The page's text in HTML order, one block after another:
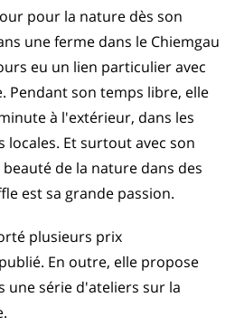
pour la nature dès son
une ferme dans le Chiemgau
eu un lien particulier avec
Pendant son temps libre, elle
à l'extérieur, dans les
locales. Et surtout avec son
de la nature dans des
est sa grande passion.
plusieurs prix
En outre, elle propose
une série d'ateliers sur la